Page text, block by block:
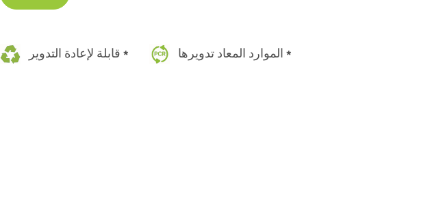
قابلة لإعادة التدوير * الموارد المعاد تدويرها *